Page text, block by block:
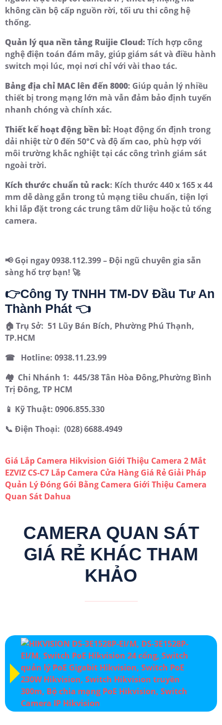
không cần bộ cấp nguồn rời, tối ưu thi công hệ
thống.
Quản lý qua nền tảng Ruijie Cloud: Tích hợp công
nghệ điện toán đám mây, giúp giám sát và điều hành
switch mọi lúc, mọi nơi chỉ với vài thao tác.
Bảng địa chỉ MAC lên đến 8000: Giúp quản lý nhiều
thiết bị trong mạng lớn mà vẫn đảm bảo định tuyến
nhanh chóng và chính xác.
Thiết kế hoạt động bền bỉ: Hoạt động ổn định trong
dải nhiệt từ 0 đến 50°C và độ ẩm cao, phù hợp với
môi trường khắc nghiệt tại các công trình giám sát
ngoài trời.
Kích thước chuẩn tủ rack: Kích thước 440 x 165 x 44
mm dễ dàng gắn trong tủ mạng tiêu chuẩn, tiện lợi
khi lắp đặt trong các trung tâm dữ liệu hoặc tủ tổng
camera.
📢 Gọi ngay 0938.112.399 – Đội ngũ chuyên gia sẵn
sàng hổ trợ bạn! 🚀
👉Công Ty TNHH TM-DV Đầu Tư An
Thành Phát 👈
🏠 Trụ Sở: 51 Lũy Bán Bích, Phường Phú Thạnh,
TP.HCM
☎ Hotline: 0938.11.23.99
🏘 Chi Nhánh 1: 445/38 Tân Hòa Đông,Phường Bình
Trị Đông, TP HCM
📱 Kỹ Thuật: 0906.855.330
📞 Điện Thoại: (028) 6688.4949
Giá Lắp Camera Hikvision Giới Thiệu Camera 2 Mắt
EZVIZ CS-C7 Lắp Camera Cửa Hàng Giá Rẻ Giải Pháp
Quản Lý Đóng Gói Bằng Camera Giới Thiệu Camera
Quan Sát Dahua
CAMERA QUAN SÁT
GIÁ RẺ KHÁC THAM
KHẢO